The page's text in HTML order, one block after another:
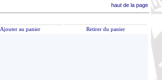
haut de la page
Ajouter au panier Retirer du panier